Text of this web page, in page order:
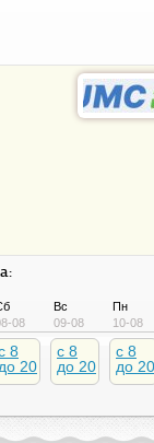
08
8
до 20
Вс
09-08
c 8
до 20
Пн
10-08
c 8
до 20